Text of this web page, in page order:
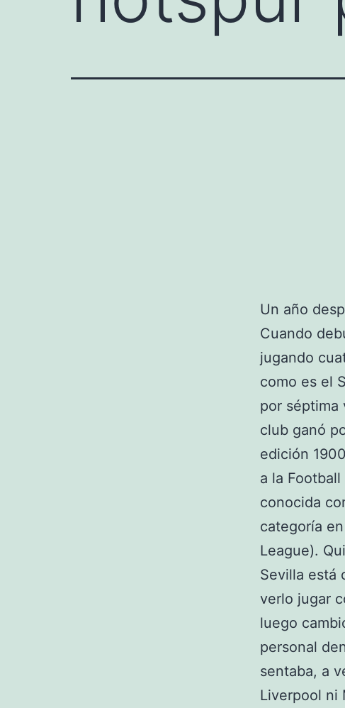
Un año
Cuando
jugando
como es el
por séptima
club ganó
edición
a la
conocida
categoría
League).
Sevilla está
verlo jugar
luego
personal
sentaba, a
Liverpool ni